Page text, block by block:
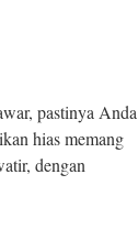
pastinya Anda
hias memang
dengan